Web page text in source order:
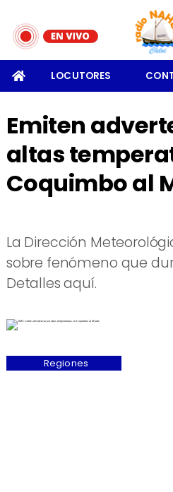
LOCUTORES
Emiten
altas
Coquimbo al
La Dirección
sobre fenómeno que
Detalles aquí.
Regiones